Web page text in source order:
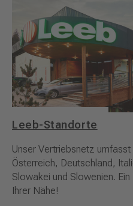
Leeb-Standorte
Unser Vertriebsnetz
Österreich, Deutschland,
Slowakei und Slowenien.
Ihrer Nähe!